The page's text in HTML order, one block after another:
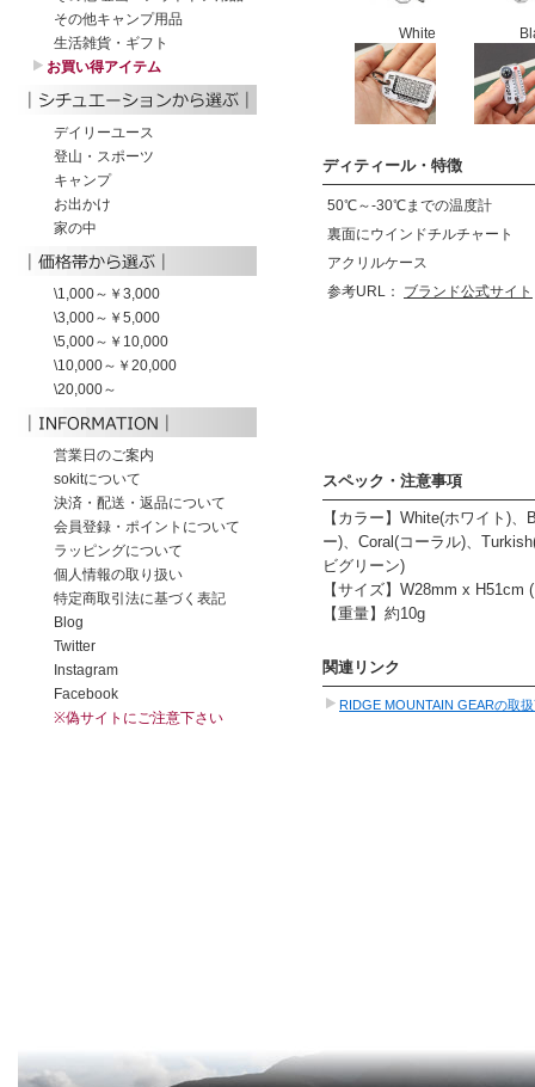
White
ディティール・特徴
50℃～‐30℃までの温度計
裏面にウインドチルチャート
アクリルケース
参考URL： ブランド公式サイト
スペック・注意事項
【カラー】White(ホワイト)
ー)、Coral(コーラル)、
ビグリーン)
【サイズ】W28mm x H51cm
【重量】約10g
関連リンク
RIDGE MOUNTAIN GEARの取